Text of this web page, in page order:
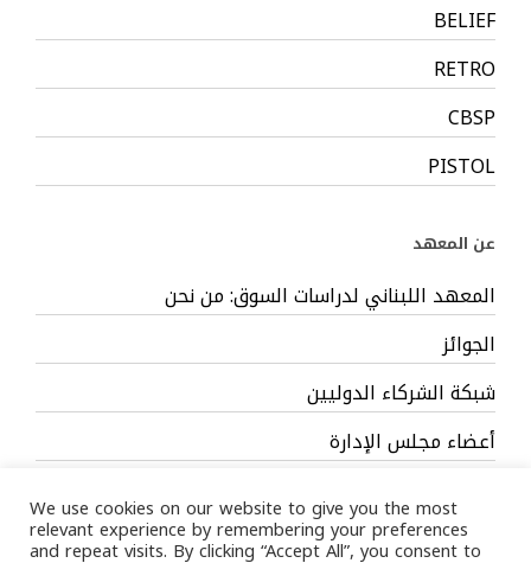
BELIEF
RETRO
CBSP
PISTOL
عن المعهد
المعهد اللبناني لدراسات السوق: من نحن
الجوائز
شبكة الشركاء الدوليين
أعضاء مجلس الإدارة
We use cookies on our website to give you the most
relevant experience by remembering your preferences
and repeat visits. By clicking “Accept All”, you consent to